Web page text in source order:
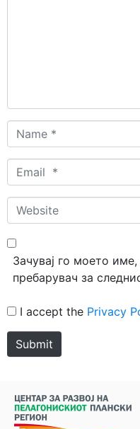
Name
*
Email
*
Website
Зачувај го моето
пребарувач за
I accept the Privacy
Submit